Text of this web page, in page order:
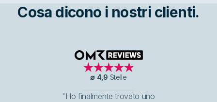
Cosa dicono i nostri clienti.
OMR Reviews
∅ 4,9 Stelle
"Ho finalmente trovato uno